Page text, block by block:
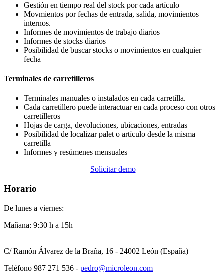
Gestión en tiempo real del stock por cada artículo
Movmientos por fechas de entrada, salida, movimientos
internos.
Informes de movimientos de trabajo diarios
Informes de stocks diarios
Posibilidad de buscar stocks o movimientos en cualquier
fecha
Terminales de carretilleros
Terminales manuales o instalados en cada carretilla.
Cada carretillero puede interactuar en cada proceso con otros
carretilleros
Hojas de carga, devoluciones, ubicaciones, entradas
Posibilidad de localizar palet o artículo desde la misma
carretilla
Informes y resúmenes mensuales
Solicitar demo
Horario
De lunes a viernes:
Mañana: 9:30 h a 15h
C/ Ramón Álvarez de la Braña, 16 - 24002 León (España)
Teléfono 987 271 536 - pedro@microleon.com